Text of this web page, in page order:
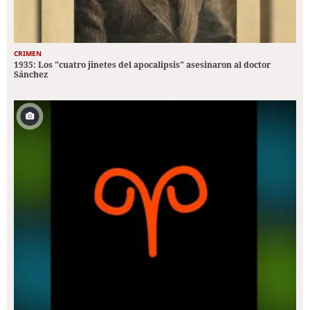
CRIMEN
1935: Los "cuatro jinetes del apocalipsis" asesinaron al doctor
Sánchez